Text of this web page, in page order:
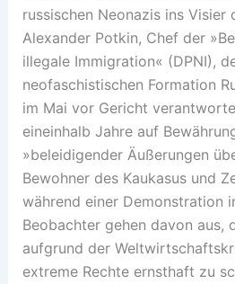
russischen Neonazis ins Visier
Alexander Potkin, Chef der
illegale Immigration« (DPNI),
neofaschistischen Formation
im Mai vor Gericht
eineinhalb Jahre auf
»beleidigender Äußerungen
Bewohner des Kaukasus und
während einer Demonstration
Beobachter gehen davon aus,
aufgrund der
extreme Rechte ernsthaft zu